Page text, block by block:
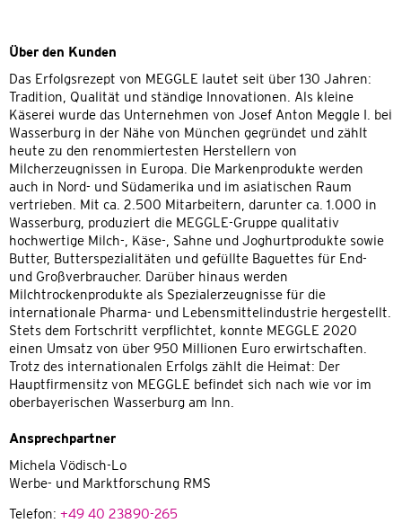
Über den Kunden
Das Erfolgsrezept von MEGGLE lautet seit über 130 Jahren:
Tradition, Qualität und ständige Innovationen. Als kleine
Käserei wurde das Unternehmen von Josef Anton Meggle I. bei
Wasserburg in der Nähe von München gegründet und zählt
heute zu den renommiertesten Herstellern von
Milcherzeugnissen in Europa. Die Markenprodukte werden
auch in Nord- und Südamerika und im asiatischen Raum
vertrieben. Mit ca. 2.500 Mitarbeitern, darunter ca. 1.000 in
Wasserburg, produziert die MEGGLE-Gruppe qualitativ
hochwertige Milch-, Käse-, Sahne und Joghurtprodukte sowie
Butter, Butterspezialitäten und gefüllte Baguettes für End-
und Großverbraucher. Darüber hinaus werden
Milchtrockenprodukte als Spezialerzeugnisse für die
internationale Pharma- und Lebensmittelindustrie hergestellt.
Stets dem Fortschritt verpflichtet, konnte MEGGLE 2020
einen Umsatz von über 950 Millionen Euro erwirtschaften.
Trotz des internationalen Erfolgs zählt die Heimat: Der
Hauptfirmensitz von MEGGLE befindet sich nach wie vor im
oberbayerischen Wasserburg am Inn.
Ansprechpartner
Michela Vödisch-Lo
Werbe- und Marktforschung RMS
Telefon: +49 40 23890-265